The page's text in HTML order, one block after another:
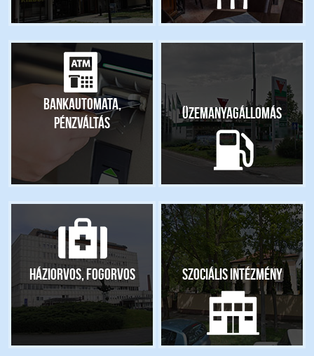
Bankautomata,
pénzváltás
Üzemanyagállomás
Háziorvos, fogorvos Szociális intézmény